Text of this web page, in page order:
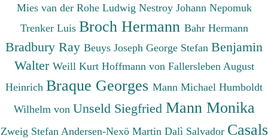
Mies van der Rohe Ludwig Nestroy Johann Nepomuk
Trenker Luis Broch Hermann Bahr Hermann
Bradbury Ray Beuys Joseph George Stefan Benjamin
Walter Weill Kurt Hoffmann von Fallersleben August
Heinrich Braque Georges Mann Michael Humboldt
Wilhelm von Unseld Siegfried Mann Monika
Zweig Stefan Andersen-Nexö Martin Dalì Salvador Casals